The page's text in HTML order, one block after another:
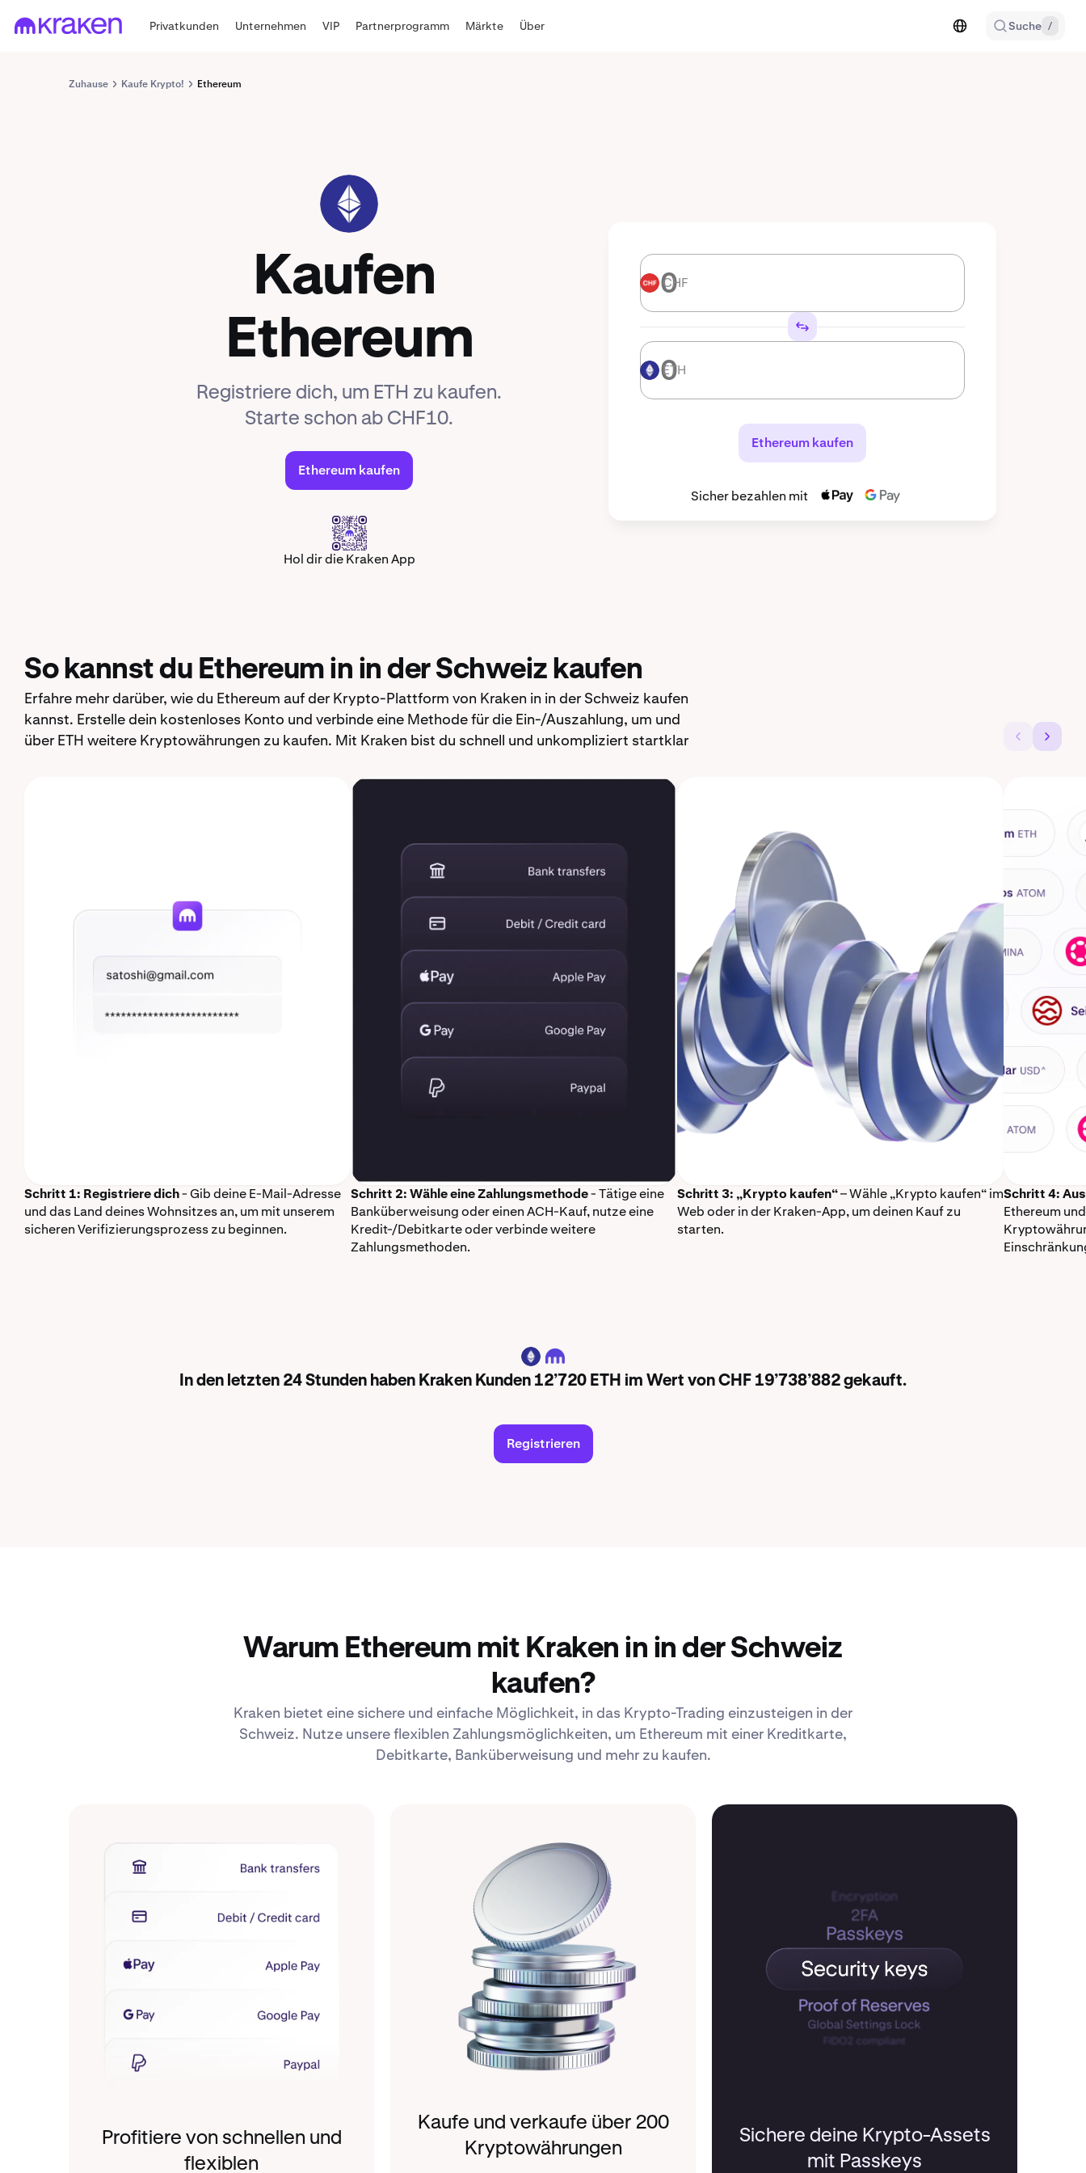
Privatkunden Unternehmen VIP Partnerprogramm Märkte Über Suche /
Zuhause Kaufe Krypto! Ethereum
ETH
Kaufen
Ethereum
Registriere dich, um ETH zu kaufen.
Starte schon ab CHF10.
Ethereum kaufen
Hol dir die Kraken App
CHF CHF
ETH ETH
Ethereum kaufen
Sicher bezahlen mit
So kannst du Ethereum in in der Schweiz kaufen
Erfahre mehr darüber, wie du Ethereum auf der Krypto-Plattform von Kraken in in der Schweiz kaufen
kannst. Erstelle dein kostenloses Konto und verbinde eine Methode für die Ein-/Auszahlung, um und
über ETH weitere Kryptowährungen zu kaufen. Mit Kraken bist du schnell und unkompliziert startklar
Schritt 1: Registriere dich- Gib deine E-Mail-Adresse
und das Land deines Wohnsitzes an, um mit unserem
sicheren Verifizierungsprozess zu beginnen.
Schritt 2: Wähle eine Zahlungsmethode- Tätige eine
Banküberweisung oder einen ACH-Kauf, nutze eine
Kredit-/Debitkarte oder verbinde weitere
Zahlungsmethoden.
Schritt 3: „Krypto kaufen“– Wähle „Krypto kaufen“ im
Web oder in der Kraken-App, um deinen Kauf zu
starten.
Schritt 4:
Ethereum
ETH
In den letzten 24 Stunden haben Kraken Kunden 12’720 ETH im Wert von CHF 19’738’882 gekauft.
Registrieren
Warum Ethereum mit Kraken in in der Schweiz
kaufen?
Kraken bietet eine sichere und einfache Möglichkeit, in das Krypto-Trading einzusteigen in der
Schweiz. Nutze unsere flexiblen Zahlungsmöglichkeiten, um Ethereum mit einer Kreditkarte,
Debitkarte, Banküberweisung und mehr zu kaufen.
Profitiere von schnellen und
flexiblen
Kaufe und verkaufe über 200
Kryptowährungen
Sichere deine Krypto-Assets
mit Passkeys